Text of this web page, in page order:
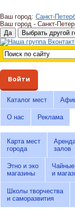
Ваш город: Санкт-
Ваш город - Санкт-
Войти
Каталог мест
О нас Реклама
Карта мест
города
залов
Этно и эко
магазины
и
Школы творчества
и саморазвития